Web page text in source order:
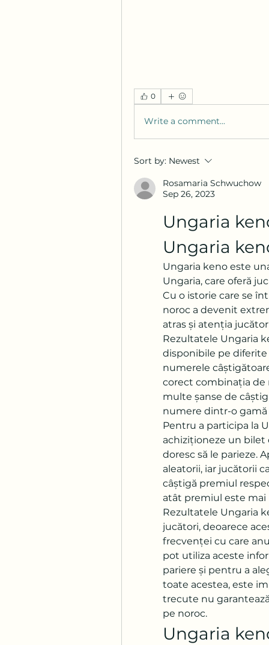
0
Write a comment...
Sort by: Newest
Rosamaria Schwuchow
Sep 26, 2023
Ungaria
Ungaria
Ungaria keno este
Ungaria, care oferă
Cu o istorie care se
noroc a devenit
atras și atenția
Rezultatele Ungaria
disponibile pe
numerele
corect combinația de
multe șanse de
numere dintr-o gamă
Pentru a participa la
achiziționeze un bilet
doresc să le parieze.
aleatorii, iar jucătorii
câștigă premiul
atât premiul este mai
Rezultatele Ungaria
jucători, deoarece
frecvenței cu care
pot utiliza aceste
pariere și pentru a
toate acestea, este
trecute nu
pe noroc.
Ungaria